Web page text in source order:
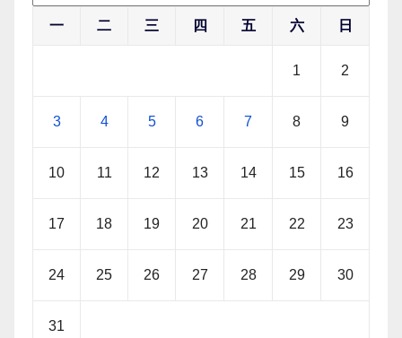
一 二 三 四 五 六 日
1 2
3 4 5 6 7 8 9
10 11 12 13 14 15 16
17 18 19 20 21 22 23
24 25 26 27 28 29 30
31